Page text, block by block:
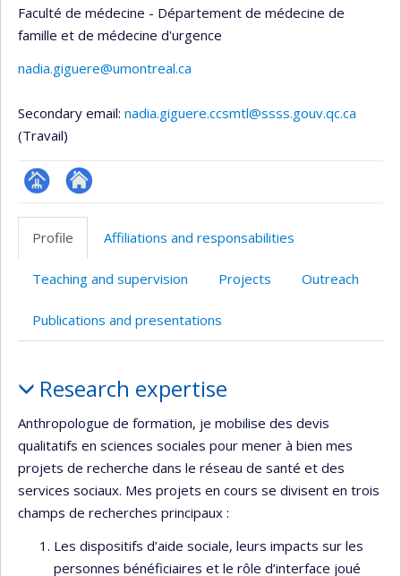
Faculté de médecine - Département de médecine de
famille et de médecine d'urgence
nadia.giguere@umontreal.ca
Secondary email: nadia.giguere.ccsmtl@ssss.gouv.qc.ca
(Travail)
Page
professionnelle
Site
l’unité
recherche
Profile Affiliations and responsabilities
Teaching and supervision Projects Outreach
Publications and presentations
Research expertise
Anthropologue de formation, je mobilise des devis
qualitatifs en sciences sociales pour mener à bien mes
projets de recherche dans le réseau de santé et des
services sociaux. Mes projets en cours se divisent en trois
champs de recherches principaux :
Les dispositifs d’aide sociale, leurs impacts sur les
personnes bénéficiaires et le rôle d’interface joué